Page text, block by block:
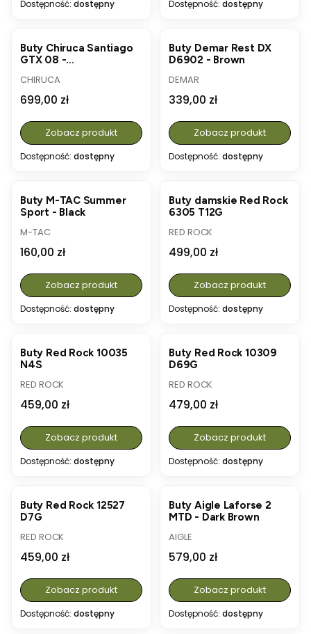
Dostępność: dostępny Dostępność: dostępny
Buty Chiruca Santiago
GTX 08 -
PRODUCENT
CHIRUCA
Cena
699,00 zł
Zobacz produkt
Dostępność: dostępny
Buty Demar Rest DX
D6902 - Brown
PRODUCENT
DEMAR
Cena
339,00 zł
Zobacz produkt
Dostępność: dostępny
Buty M-TAC Summer
Sport - Black
PRODUCENT
M-TAC
Cena
160,00 zł
Zobacz produkt
Dostępność: dostępny
Buty damskie Red Rock
6305 T12G
PRODUCENT
RED ROCK
Cena
499,00 zł
Zobacz produkt
Dostępność: dostępny
Buty Red Rock 10035
N4S
PRODUCENT
RED ROCK
Cena
459,00 zł
Zobacz produkt
Dostępność: dostępny
Buty Red Rock 10309
D69G
PRODUCENT
RED ROCK
Cena
479,00 zł
Zobacz produkt
Dostępność: dostępny
Buty Red Rock 12527
D7G
PRODUCENT
RED ROCK
Cena
459,00 zł
Zobacz produkt
Dostępność: dostępny
Buty Aigle Laforse 2
MTD - Dark Brown
PRODUCENT
AIGLE
Cena
579,00 zł
Zobacz produkt
Dostępność: dostępny